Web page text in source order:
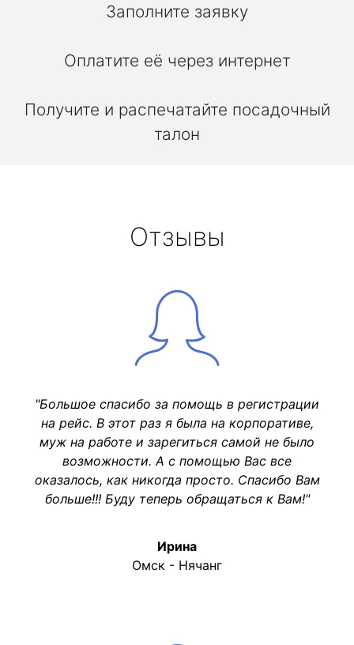
Заполните заявку
Оплатите её через интернет
Получите и распечатайте посадочный
талон
Отзывы
"Большое спасибо за помощь в регистрации
на рейс. В этот раз я была на корпоративе,
муж на работе и зарегиться самой не было
возможности. А с помощью Вас все
оказалось, как никогда просто. Спасибо Вам
больше!!! Буду теперь обращаться к Вам!"
Ирина
Омск - Нячанг